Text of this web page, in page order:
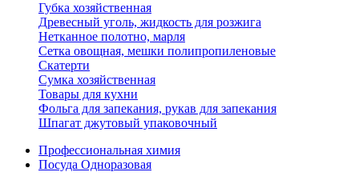
Губка хозяйственная
Древесный уголь, жидкость для розжига
Нетканное полотно, марля
Сетка овощная, мешки полипропиленовые
Скатерти
Сумка хозяйственная
Товары для кухни
Фольга для запекания, рукав для запекания
Шпагат джутовый упаковочный
Профессиональная химия
Посуда Одноразовая